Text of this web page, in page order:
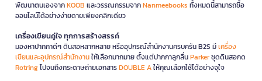
พัฒนาตนเองจากKOOB และวรรณกรรมจากNanmeebooks ทั้งหมดนี้สามารถซื้อ
ออนไลน์ได้อย่างง่ายดายเพียงคลิกเดียว
เครื่องเขียนคู่ใจ ทุกการสร้างสรรค์
มองหาปากกาดีๆ ดินสอหลากหลาย หรืออุปกรณ์สำนักงานครบครัน B2S มีเครื่อง
เขียนและอุปกรณ์สำนักงานให้เลือกมากมาย ตั้งแต่ปากกาลูกลื่นParkerชุดดินสอกด
Rotringไปจนถึงกระดาษถ่ายเอกสารDOUBLE Aให้คุณเลือกใช้ได้อย่างจุใจ